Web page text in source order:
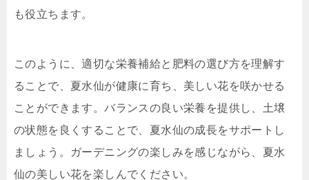
も役立ちます。
このように、適切な栄養補給と肥料の選び方を理解す
ることで、夏水仙が健康に育ち、美しい花を咲かせる
ことができます。バランスの良い栄養を提供し、土壌
の状態を良くすることで、夏水仙の成長をサポートし
ましょう。ガーデニングの楽しみを感じながら、夏水
仙の美しい花を楽しんでください。